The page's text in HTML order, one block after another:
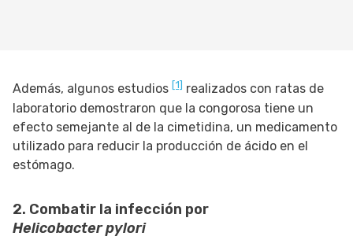
Además, algunos estudios [1] realizados con ratas de
laboratorio demostraron que la congorosa tiene un
efecto semejante al de la cimetidina, un medicamento
utilizado para reducir la producción de ácido en el
estómago.
2. Combatir la infección por
Helicobacter pylori